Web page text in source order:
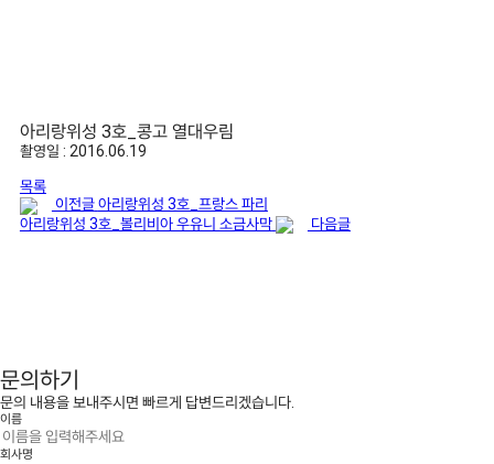
아리랑위성 3호_콩고 열대우림
촬영일 : 2016.06.19
목록
이전글아리랑위성 3호_프랑스 파리
아리랑위성 3호_볼리비아 우유니 소금사막
다음글
문의하기
문의 내용을 보내주시면 빠르게 답변드리겠습니다.
이름
회사명